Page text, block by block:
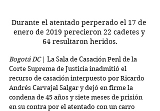
Durante el atentado perperado el 17 de
enero de 2019 perecieron 22 cadetes y
64 resultaron heridos.
Bogotá DC | La Sala de Casación Penl de la
Corte Suprema de Justicia inadmitió el
recurso de casación interpuesto por Ricardo
Andrés Carvajal Salgar y dejó en firme la
condena de 45 años y siete meses de prisión
en su contra por el atentado con un carro